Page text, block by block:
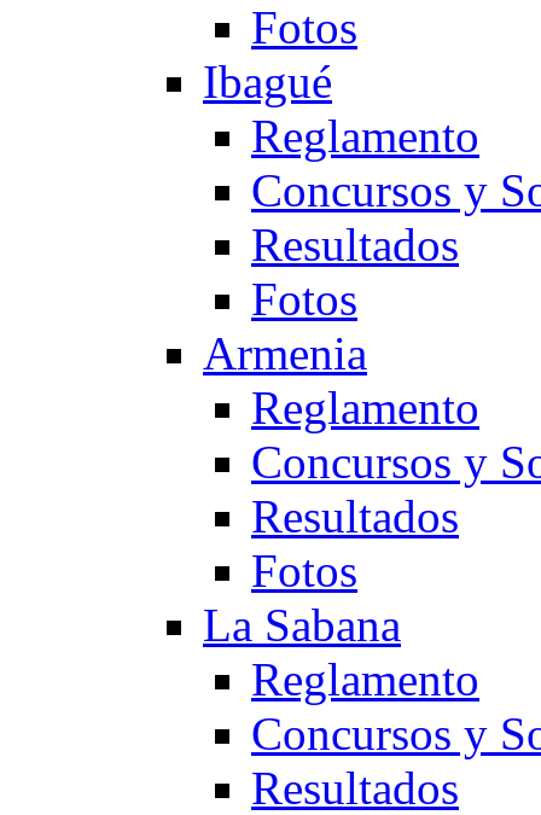
Fotos
Ibagué
Reglamento
Concursos y
Resultados
Fotos
Armenia
Reglamento
Concursos y
Resultados
Fotos
La Sabana
Reglamento
Concursos y
Resultados